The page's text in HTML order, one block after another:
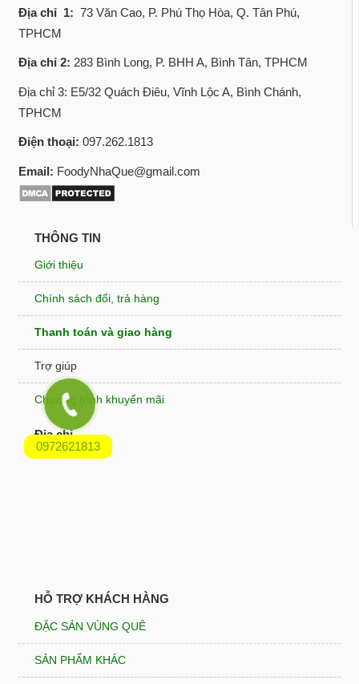
0972621813
Địa chỉ 1: 73 Văn Cao, P. Phú Thọ Hòa, Q. Tân Phú,
TPHCM
Địa chỉ 2: 283 Bình Long, P. BHH A, Bình Tân, TPHCM
Địa chỉ 3: E5/32 Quách Điêu, Vĩnh Lộc A, Bình Chánh,
TPHCM
Điện thoại: 097.262.1813
Email: FoodyNhaQue@gmail.com
THÔNG TIN
Giới thiệu
Chính sách đổi, trả hàng
Thanh toán và giao hàng
Trợ giúp
Chương trình khuyến mãi
Địa chỉ
HỖ TRỢ KHÁCH HÀNG
ĐẶC SẢN VÙNG QUÊ
SẢN PHẨM KHÁC